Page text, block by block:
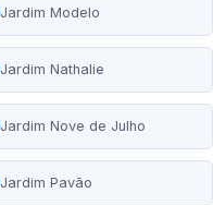
Jardim Modelo
Jardim Nathalie
Jardim Nove de Julho
Jardim Pavão